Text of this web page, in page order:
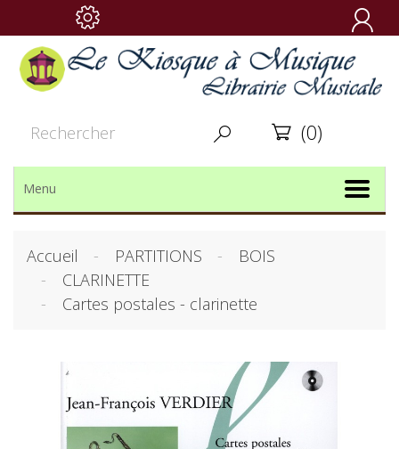

  (0)
Menu
Accueil PARTITIONS
BOIS
CLARINETTE
Cartes postales - clarinette